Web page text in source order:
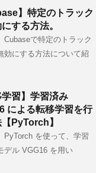
】特定のトラック
する方法。
Cubaseで特定のトラック
効にする方法について紹
学習】学習済み
による転移学習を行
PyTorch】
PyTorch を使って、学習
デル VGG16 を用い